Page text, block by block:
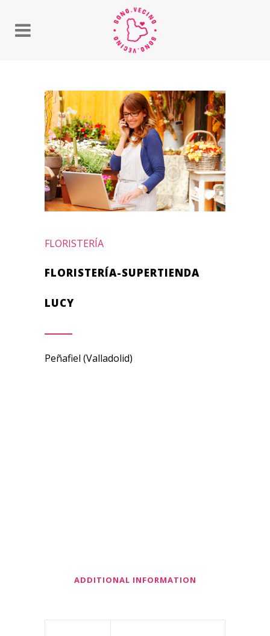
FLORISTERÍA
FLORISTERÍA-SUPERTIENDA
LUCY
Peñafiel (Valladolid)
ADDITIONAL INFORMATION